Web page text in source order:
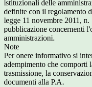
istituzionali delle
definite con il regolamento
legge 11 novembre 2011,
pubblicazione concernenti
amministrazioni.
Note
Per onere informativo si
adempimento che comporti
trasmissione, la
documenti alla P.A.